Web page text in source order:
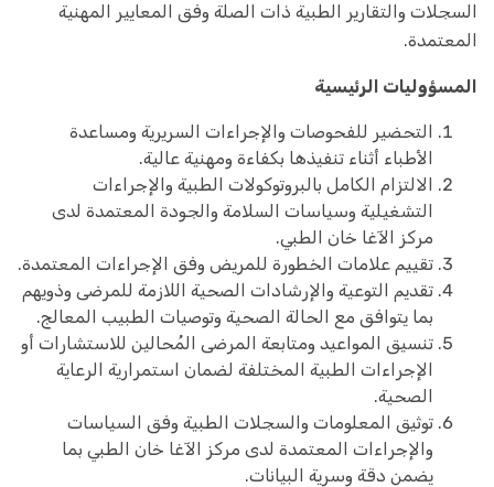
السجلات والتقارير الطبية ذات الصلة وفق المعايير المهنية
المعتمدة.
المسؤوليات الرئيسية
التحضير للفحوصات والإجراءات السريرية ومساعدة
الأطباء أثناء تنفيذها بكفاءة ومهنية عالية.
الالتزام الكامل بالبروتوكولات الطبية والإجراءات
التشغيلية وسياسات السلامة والجودة المعتمدة لدى
مركز الآغا خان الطبي.
تقييم علامات الخطورة للمريض وفق الإجراءات المعتمدة.
تقديم التوعية والإرشادات الصحية اللازمة للمرضى وذويهم
بما يتوافق مع الحالة الصحية وتوصيات الطبيب المعالج.
تنسيق المواعيد ومتابعة المرضى المُحالين للاستشارات أو
الإجراءات الطبية المختلفة لضمان استمرارية الرعاية
الصحية.
توثيق المعلومات والسجلات الطبية وفق السياسات
والإجراءات المعتمدة لدى مركز الآغا خان الطبي بما
يضمن دقة وسرية البيانات.